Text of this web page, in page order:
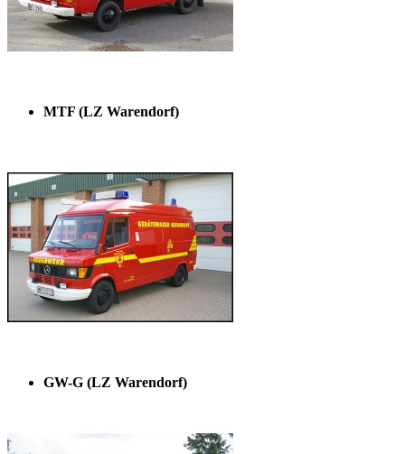
MTF (LZ Warendorf)
GW-G (LZ Warendorf)